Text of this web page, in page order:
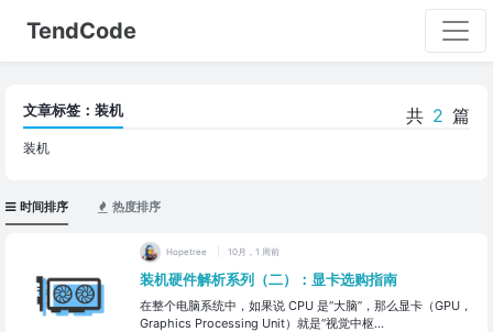
TendCode
共 2 篇
文章标签：装机
装机
时间排序 热度排序
Hopetree 10月，1 周前
装机硬件解析系列（二）：显卡选购指南
在整个电脑系统中，如果说 CPU 是“大脑”，那么显卡（GPU，
Graphics Processing Unit）就是“视觉中枢...